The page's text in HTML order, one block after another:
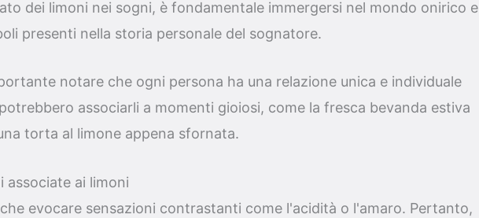
dei limoni nei sogni, è fondamentale immergersi nel mondo onirico e
presenti nella storia personale del sognatore.
notare che ogni persona ha una relazione unica e individuale
associarli a momenti gioiosi, come la fresca bevanda estiva
torta al limone appena sfornata.
associate ai limoni
evocare sensazioni contrastanti come l'acidità o l'amaro. Pertanto,